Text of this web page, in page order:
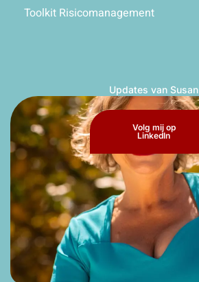
Toolkit Risicomanagement
Updates van Susan
Volg mij op
LinkedIn